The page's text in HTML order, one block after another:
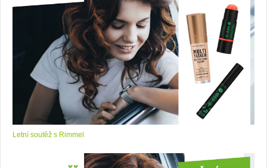
Letní soutěž s Rimmel